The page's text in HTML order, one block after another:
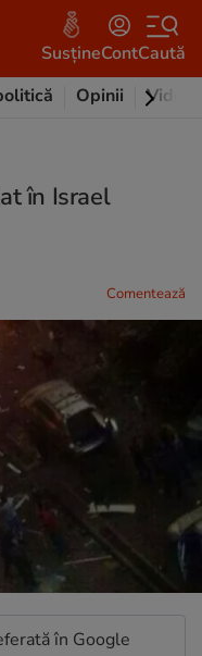
SusțineContCaută
Opinii Video
în Israel
Comentează
în Google